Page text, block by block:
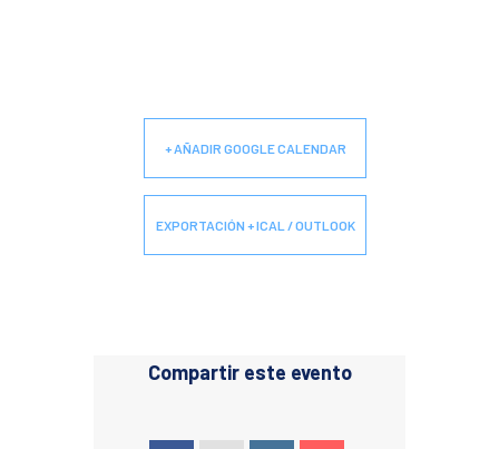
+ AÑADIR GOOGLE CALENDAR
EXPORTACIÓN + ICAL / OUTLOOK
Compartir este evento